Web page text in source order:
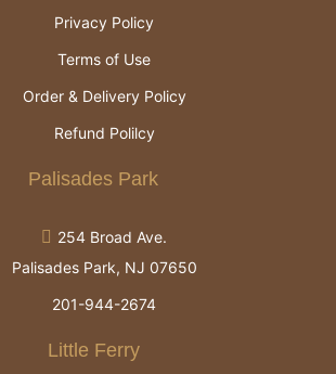
Privacy Policy
Terms of Use
Order & Delivery Policy
Refund Polilcy
Palisades Park
254 Broad Ave.
Palisades Park, NJ 07650
201-944-2674
Little Ferry